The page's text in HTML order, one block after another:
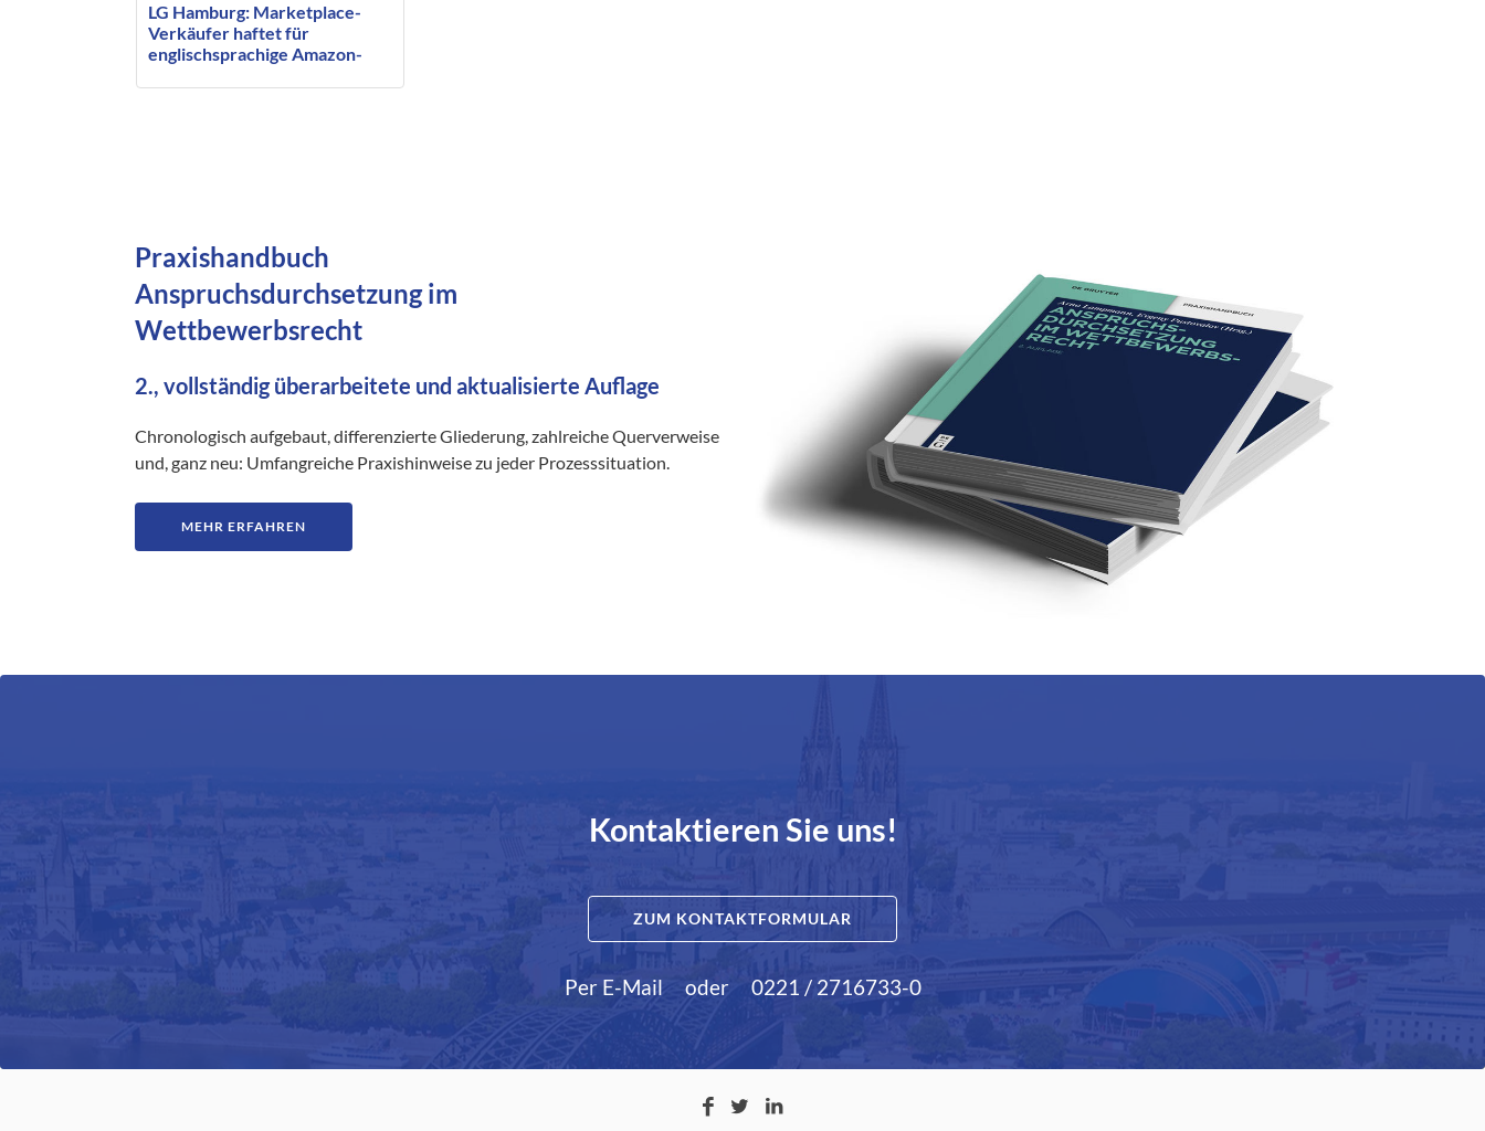
LG Hamburg: Marketplace-
Verkäufer haftet für
englischsprachige Amazon-
Praxishandbuch
Anspruchsdurchsetzung im
Wettbewerbsrecht
2., vollständig überarbeitete und aktualisierte Auflage
Chronologisch aufgebaut, differenzierte Gliederung, zahlreiche Querverweise
und, ganz neu: Umfangreiche Praxishinweise zu jeder Prozesssituation.
MEHR ERFAHREN
Kontaktieren Sie uns!
ZUM KONTAKTFORMULAR
Per E-Mail oder 0221 / 2716733-0